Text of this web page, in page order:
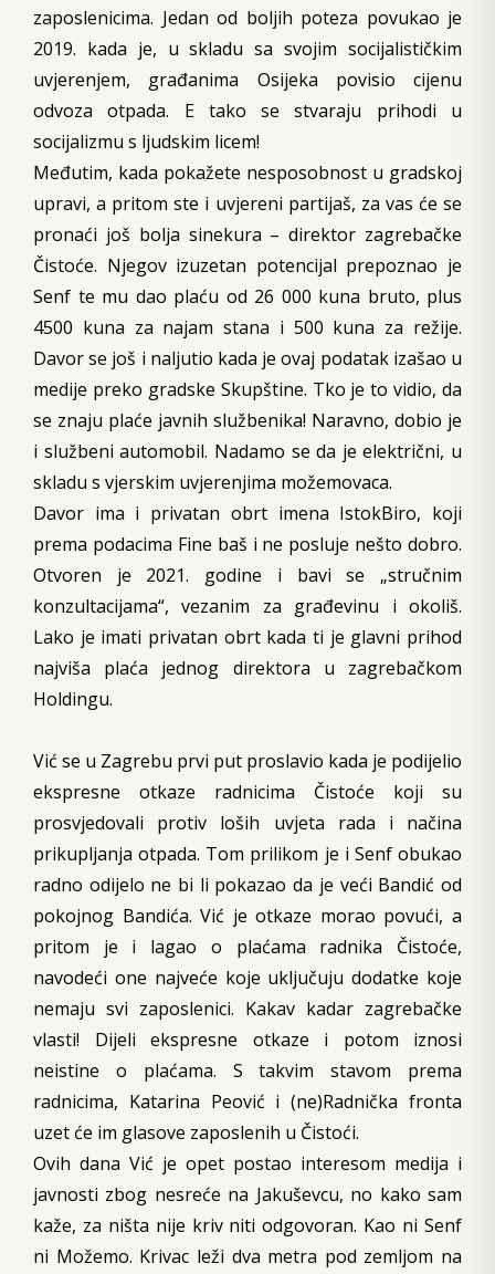
zaposlenicima. Jedan od boljih poteza povukao je
2019. kada je, u skladu sa svojim socijalističkim
uvjerenjem, građanima Osijeka povisio cijenu
odvoza otpada. E tako se stvaraju prihodi u
socijalizmu s ljudskim licem!
Međutim, kada pokažete nesposobnost u gradskoj
upravi, a pritom ste i uvjereni partijaš, za vas će se
pronaći još bolja sinekura – direktor zagrebačke
Čistoće. Njegov izuzetan potencijal prepoznao je
Senf te mu dao plaću od 26 000 kuna bruto, plus
4500 kuna za najam stana i 500 kuna za režije.
Davor se još i naljutio kada je ovaj podatak izašao u
medije preko gradske Skupštine. Tko je to vidio, da
se znaju plaće javnih službenika! Naravno, dobio je
i službeni automobil. Nadamo se da je električni, u
skladu s vjerskim uvjerenjima možemovaca.
Davor ima i privatan obrt imena IstokBiro, koji
prema podacima Fine baš i ne posluje nešto dobro.
Otvoren je 2021. godine i bavi se „stručnim
konzultacijama“, vezanim za građevinu i okoliš.
Lako je imati privatan obrt kada ti je glavni prihod
najviša plaća jednog direktora u zagrebačkom
Holdingu.
Vić se u Zagrebu prvi put proslavio kada je podijelio
ekspresne otkaze radnicima Čistoće koji su
prosvjedovali protiv loših uvjeta rada i načina
prikupljanja otpada. Tom prilikom je i Senf obukao
radno odijelo ne bi li pokazao da je veći Bandić od
pokojnog Bandića. Vić je otkaze morao povući, a
pritom je i lagao o plaćama radnika Čistoće,
navodeći one najveće koje uključuju dodatke koje
nemaju svi zaposlenici. Kakav kadar zagrebačke
vlasti! Dijeli ekspresne otkaze i potom iznosi
neistine o plaćama. S takvim stavom prema
radnicima, Katarina Peović i (ne)Radnička fronta
uzet će im glasove zaposlenih u Čistoći.
Ovih dana Vić je opet postao interesom medija i
javnosti zbog nesreće na Jakuševcu, no kako sam
kaže, za ništa nije kriv niti odgovoran. Kao ni Senf
ni Možemo. Krivac leži dva metra pod zemljom na